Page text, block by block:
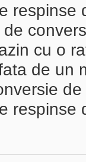
cu o
de un
de